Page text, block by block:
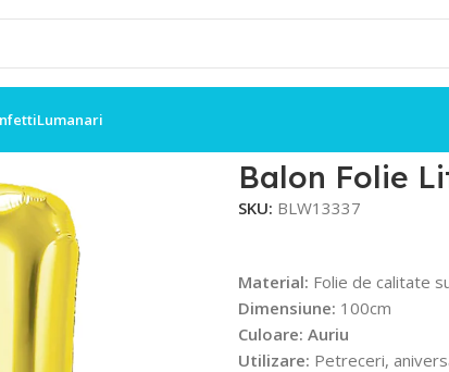
Lumanari
Balon Folie
SKU: BLW13337
Material: Folie de calitate
Dimensiune: 100cm
Culoare: Auriu
Utilizare: Petreceri,